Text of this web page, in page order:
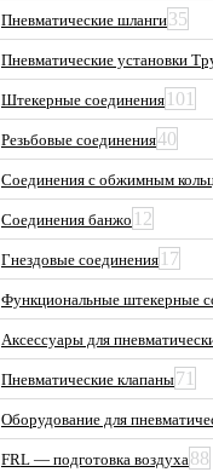
Пневматические шланги35
Пневматические установки
Штекерные соединения 101
Резьбовые соединения40
Соединения с обжимным
Соединения банжо 12
Гнездовые соединения 17
Функциональные штекерные
Аксессуары для
Пневматические клапаны71
Оборудование для
FRL — подготовка воздуха88